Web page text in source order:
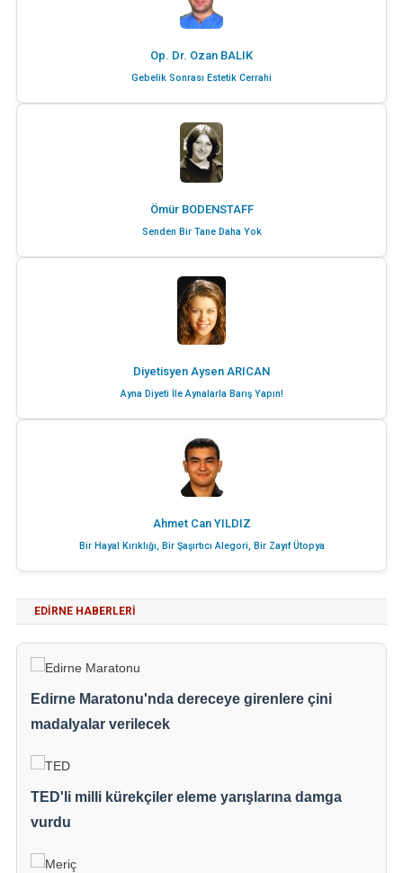
Op. Dr. Ozan BALIK
Gebelik Sonrası Estetik Cerrahi
Ömür BODENSTAFF
Senden Bir Tane Daha Yok
Diyetisyen Aysen ARICAN
Ayna Diyeti İle Aynalarla Barış Yapın!
Ahmet Can YILDIZ
Bir Hayal Kırıklığı, Bir Şaşırtıcı Alegori, Bir Zayıf Ütopya
EDIRNE HABERLERI
Edirne Maratonu'nda dereceye girenlere çini
madalyalar verilecek
TED'li milli kürekçiler eleme yarışlarına damga
vurdu